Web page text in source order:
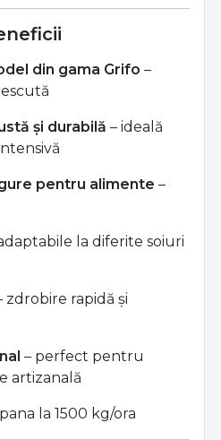
din gama Grifo –
și durabilă – ideală
pentru alimente –
la diferite soiuri
zdrobire rapidă și
– perfect pentru
artizanală
la 1500 kg/ora